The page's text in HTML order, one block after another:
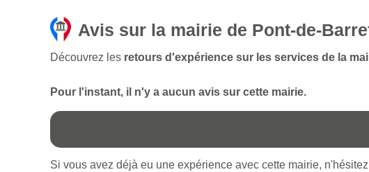
Avis sur la mairie de Pont-de-
Découvrez les retours d'expérience sur les services de la
Pour l'instant, il n'y a aucun avis sur cette mairie.
Si vous avez déjà eu une expérience avec cette mairie,